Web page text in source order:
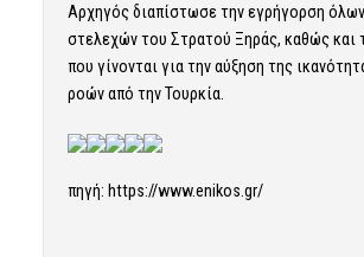
Αρχηγός διαπίστωσε την εγρήγορση
στελεχών του Στρατού Ξηράς, καθώς και
που γίνονται για την αύξηση της
ροών από την Τουρκία.
πηγή: https://www.enikos.gr/